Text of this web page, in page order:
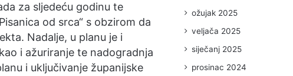
za sljedeću godinu te
od srca“ s obzirom da
Nadalje, u planu je i
i ažuriranje te nadogradnja
i uključivanje županijske
ožujak 2025
veljača 2025
siječanj 2025
prosinac 2024